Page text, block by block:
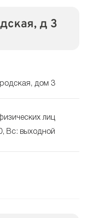
д 3
дом 3
лиц
Вс: выходной